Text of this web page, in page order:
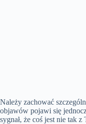
Należy zachować
objawów pojawi się
sygnał, że coś jest nie tak z